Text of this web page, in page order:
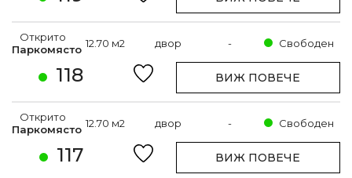
118
Открито
Паркомясто 12.70 м2 двор - Свободен
ВИЖ ПОВЕЧЕ
117
Открито
Паркомясто 12.70 м2 двор - Свободен
ВИЖ ПОВЕЧЕ